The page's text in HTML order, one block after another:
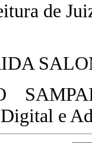
de
e